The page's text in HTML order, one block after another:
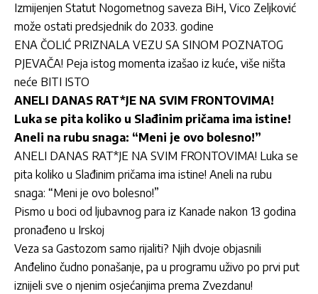
Izmijenjen Statut Nogometnog saveza BiH, Vico Zeljković
može ostati predsjednik do 2033. godine
ENA ČOLIĆ PRIZNALA VEZU SA SINOM POZNATOG
PJEVAČA! Peja istog momenta izašao iz kuće, više ništa
neće BITI ISTO
ANELI DANAS RAT*JE NA SVIM FRONTOVIMA!
Luka se pita koliko u Slađinim pričama ima istine!
Aneli na rubu snaga: “Meni je ovo bolesno!”
ANELI DANAS RAT*JE NA SVIM FRONTOVIMA! Luka se
pita koliko u Slađinim pričama ima istine! Aneli na rubu
snaga: “Meni je ovo bolesno!”
Pismo u boci od ljubavnog para iz Kanade nakon 13 godina
pronađeno u Irskoj
Veza sa Gastozom samo rijaliti? Njih dvoje objasnili
Anđelino čudno ponašanje, pa u programu uživo po prvi put
iznijeli sve o njenim osjećanjima prema Zvezdanu!